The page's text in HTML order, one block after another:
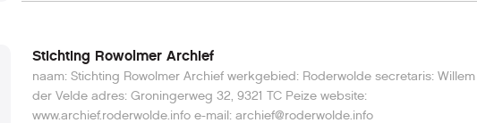
Stichting Rowolmer Archief
naam: Stichting Rowolmer Archief werkgebied: Roderwolde secretaris: Willem van
der Velde adres: Groningerweg 32, 9321 TC Peize website: